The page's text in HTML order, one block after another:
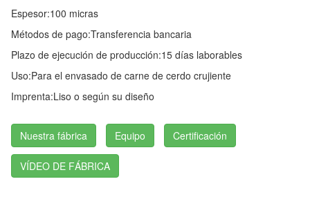
Espesor:100 micras
Métodos de pago:Transferencia bancaria
Plazo de ejecución de producción:15 días laborables
Uso:Para el envasado de carne de cerdo crujiente
Imprenta:Liso o según su diseño
Nuestra fábrica Equipo Certificación
VÍDEO DE FÁBRICA